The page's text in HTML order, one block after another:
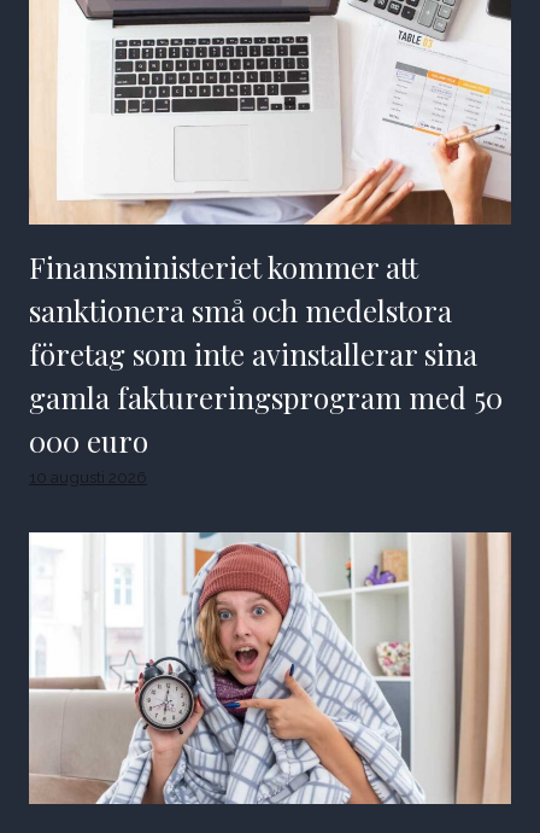
Finansministeriet kommer att
sanktionera små och medelstora
företag som inte avinstallerar sina
gamla faktureringsprogram med 50
000 euro
10 augusti 2026